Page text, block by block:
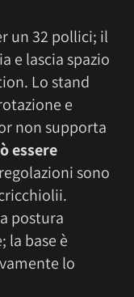
un 32 pollici; il
e lascia spazio
Lo stand
e
non supporta
essere
sono
postura
la base è
lo